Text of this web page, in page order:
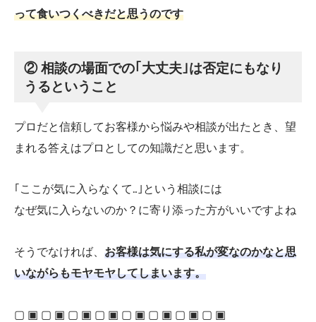
って食いつくべきだと思うのです
② 相談の場面での｢大丈夫｣は否定にもなり
うるということ
プロだと信頼してお客様から悩みや相談が出たとき、望
まれる答えはプロとしての知識だと思います。
｢ここが気に入らなくて…｣という相談には
なぜ気に入らないのか？に寄り添った方がいいですよね
そうでなければ、 お客様は気にする私が変なのかなと思
いながらもモヤモヤしてしまいます。
▢ ▣ ▢ ▣ ▢ ▣ ▢ ▣ ▢ ▣ ▢ ▣ ▢ ▣ ▢ ▣